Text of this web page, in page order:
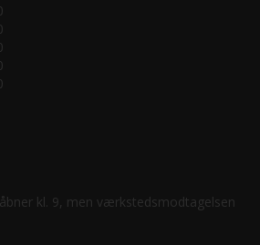
kl. 9, men værkstedsmodtagelsen